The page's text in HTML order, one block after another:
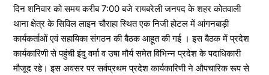
दिन शनिवार को समय करीब 7:00 बजे रायबरेली जनपद के शहर कोतवाली
थाना क्षेत्र के सिविल लाइन चौराहा स्थित एक निजी होटल में आंगनबाड़ी
कार्यकर्ताओं एवं सहायिका संगठन की बैठक आहूत की गई । इस बैठक में प्रदेश
कार्यकारिणी से पहुंची इंदु वर्मा व उषा मौर्य समेत विभिन्न प्रदेश के पदाधिकारी
मौजूद रहे। इस अवसर पर सर्वप्रथम प्रदेश कार्यकारिणी ने औपचारिक रूप से